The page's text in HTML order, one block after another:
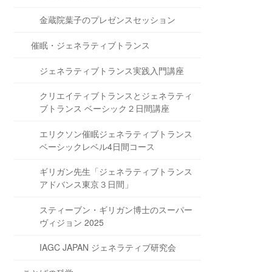
金蔵院葉子のプレゼンスセッション
催眠・ジェネラティブトランス
ジェネラティブトランス実践入門講座
クリエイティブトランスとジェネラティ
ブトランス ベーシック２日間講座
エリクソン催眠ジェネラティブトランス
ベーシックレベル4日間コース
ギリガン先生「ジェネラティブトランス
アドバンス東京３日間」
スティーブン・ギリガン博士のスーパー
ヴィジョン 2025
IAGC JAPAN ジェネラティブ研究会